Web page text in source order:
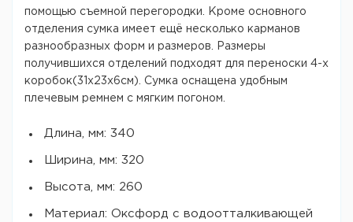
помощью съемной перегородки. Кроме основного
отделения сумка имеет ещё несколько карманов
разнообразных форм и размеров. Размеры
получившихся отделений подходят для переноски 4-х
коробок(31х23х6см). Сумка оснащена удобным
плечевым ремнем с мягким погоном.
Длина, мм: 340
Ширина, мм: 320
Высота, мм: 260
Материал: Оксфорд с водоотталкивающей